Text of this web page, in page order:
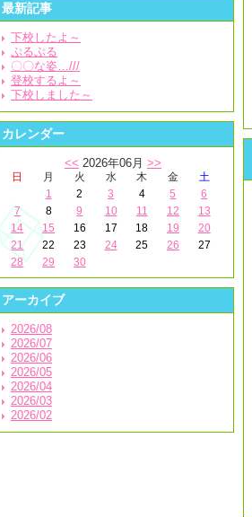
最新記事
下校したよ～
ぷるぷる
〇〇な姿…///
登校するよ～
下校しました～
カレンダー
<< 2026年06月 >>
日 月 火 水 木 金
土
1
2 3 4 5
6
7
8 9 10 11 12
13
14
15 16 17 18 19
20
21
22 23 24 25 26
27
28
29 30
アーカイブ
2026/08
2026/07
2026/06
2026/05
2026/04
2026/03
2026/02